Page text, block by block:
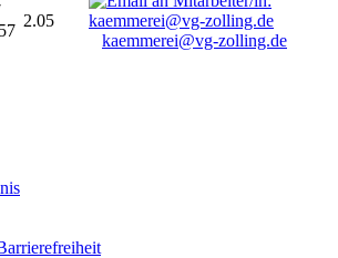
2.05
kaemmerei@vg-zolling.de